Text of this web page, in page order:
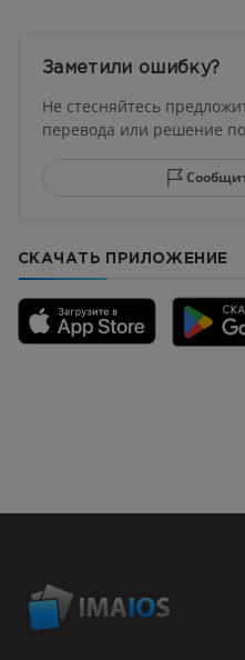
Заметили ошибку?
Не стесняйтесь
перевода или решение
СКАЧАТЬ ПРИЛОЖЕНИЕ